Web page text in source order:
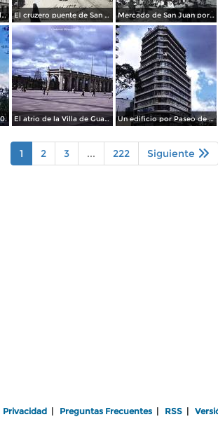
Edicicio de los ferrocarriles. El cruzero puente de San Francisco y Guardiola por el fotografo Felix Miret. Mercado de San Juan por el fotografo Felix Miret
El atrio de la Villa de Guadalupe 1950. Un edificio por Paseo de La Reforma 1950
1 2 3 ... 222 Siguiente
Privacidad Preguntas Frecuentes RSS